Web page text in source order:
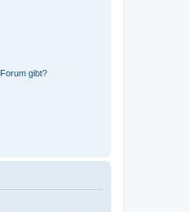
gibt?